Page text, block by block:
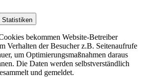
Statistiken
bekommen Website-Betreiber
Verhalten der Besucher z.B. Seitenaufrufe
um Optimierungsmaßnahmen daraus
Die Daten werden selbstverständlich
und gemeldet.